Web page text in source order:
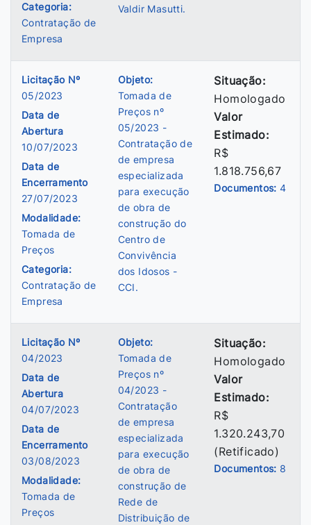
Categoria:
Contratação de
Empresa
Valdir Masutti.
Licitação Nº
05/2023
Data de
Abertura
10/07/2023
Data de
Encerramento
27/07/2023
Modalidade:
Tomada de
Preços
Categoria:
Contratação de
Empresa
Objeto:
Tomada de
Preços nº
05/2023 -
Contratação de
de empresa
especializada
para execução
de obra de
construção do
Centro de
Convivência
dos Idosos -
CCI.
Situação:
Homologado
Valor
Estimado:
R$
1.818.756,67
Documentos:4
Licitação Nº
04/2023
Data de
Abertura
04/07/2023
Data de
Encerramento
03/08/2023
Modalidade:
Tomada de
Preços
Objeto:
Tomada de
Preços nº
04/2023 -
Contratação
de empresa
especializada
para execução
de obra de
construção de
Rede de
Distribuição de
Situação:
Homologado
Valor
Estimado:
R$
1.320.243,70
(Retificado)
Documentos: 8